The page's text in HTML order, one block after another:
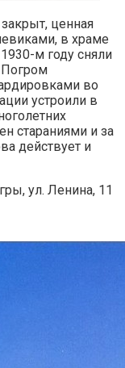
ценная
в храме
м году сняли
Погром
во
устроили в
стараниями и за
действует и
ул. Ленина, 11